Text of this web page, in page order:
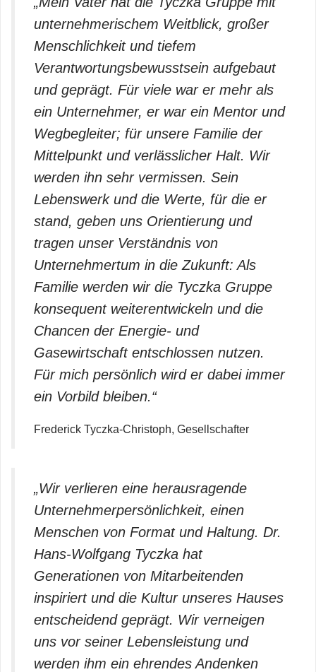
unternehmerischem Weitblick, großer
Menschlichkeit und tiefem
Verantwortungsbewusstsein aufgebaut
und geprägt. Für viele war er mehr als
ein Unternehmer, er war ein Mentor und
Wegbegleiter; für unsere Familie der
Mittelpunkt und verlässlicher Halt. Wir
werden ihn sehr vermissen. Sein
Lebenswerk und die Werte, für die er
stand, geben uns Orientierung und
tragen unser Verständnis von
Unternehmertum in die Zukunft: Als
Familie werden wir die Tyczka Gruppe
konsequent weiterentwickeln und die
Chancen der Energie‑ und
Gasewirtschaft entschlossen nutzen.
Für mich persönlich wird er dabei immer
ein Vorbild bleiben.“
Frederick Tyczka‑Christoph, Gesellschafter
„Wir verlieren eine herausragende
Unternehmerpersönlichkeit, einen
Menschen von Format und Haltung. Dr.
Hans‑Wolfgang Tyczka hat
Generationen von Mitarbeitenden
inspiriert und die Kultur unseres Hauses
entscheidend geprägt. Wir verneigen
uns vor seiner Lebensleistung und
werden ihm ein ehrendes Andenken